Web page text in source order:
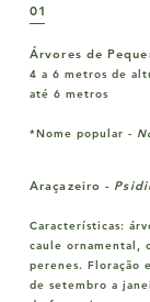
01
Árvores de
4 a 6 metros de
até 6 metros
*Nome popular -
Araçazeiro -
Características:
caule ornamental,
perenes. Floração
de setembro a